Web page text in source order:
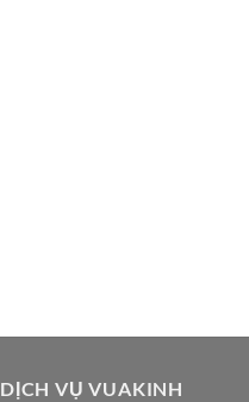
DỊCH VỤ VUAKINH